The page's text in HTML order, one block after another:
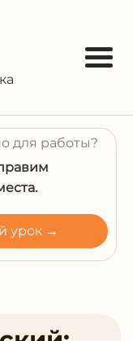
для работы?
урок →